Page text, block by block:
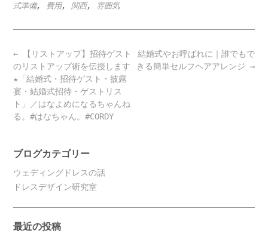
式準備, 費用, 関西, 雰囲気
Post
navigation
結婚式やお呼ばれに｜誰でもで
きる簡単セルフヘアアレンジ →
← 【リストアップ】招待ゲスト
のリストアップ術を伝授します
★「結婚式・招待ゲスト・披露
宴・結婚式招待・ゲストリス
ト」／はなよめになるちゃんね
る。#はなちゃん。#CORDY
ブログカテゴリー
ウェディングドレスの話
ドレスデザイン研究室
最近の投稿